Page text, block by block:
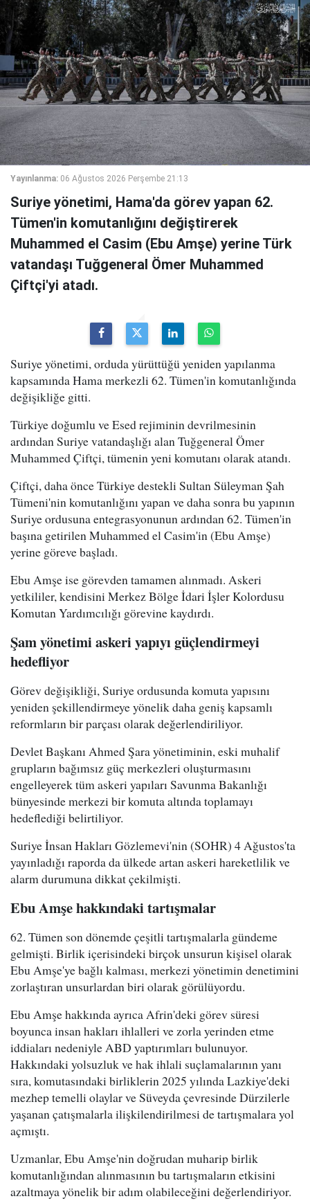
Yayınlanma: 06 Ağustos 2026 Perşembe 21:13
Suriye yönetimi, Hama'da görev yapan 62.
Tümen'in komutanlığını değiştirerek
Muhammed el Casim (Ebu Amşe) yerine Türk
vatandaşı Tuğgeneral Ömer Muhammed
Çiftçi'yi atadı.
Suriye yönetimi, orduda yürüttüğü yeniden yapılanma
kapsamında Hama merkezli 62. Tümen'in komutanlığında
değişikliğe gitti.
Türkiye doğumlu ve Esed rejiminin devrilmesinin
ardından Suriye vatandaşlığı alan Tuğgeneral Ömer
Muhammed Çiftçi, tümenin yeni komutanı olarak atandı.
Çiftçi, daha önce Türkiye destekli Sultan Süleyman Şah
Tümeni'nin komutanlığını yapan ve daha sonra bu yapının
Suriye ordusuna entegrasyonunun ardından 62. Tümen'in
başına getirilen Muhammed el Casim'in (Ebu Amşe)
yerine göreve başladı.
Ebu Amşe ise görevden tamamen alınmadı. Askeri
yetkililer, kendisini Merkez Bölge İdari İşler Kolordusu
Komutan Yardımcılığı görevine kaydırdı.
Şam yönetimi askeri yapıyı güçlendirmeyi
hedefliyor
Görev değişikliği, Suriye ordusunda komuta yapısını
yeniden şekillendirmeye yönelik daha geniş kapsamlı
reformların bir parçası olarak değerlendiriliyor.
Devlet Başkanı Ahmed Şara yönetiminin, eski muhalif
grupların bağımsız güç merkezleri oluşturmasını
engelleyerek tüm askeri yapıları Savunma Bakanlığı
bünyesinde merkezi bir komuta altında toplamayı
hedeflediği belirtiliyor.
Suriye İnsan Hakları Gözlemevi'nin (SOHR) 4 Ağustos'ta
yayınladığı raporda da ülkede artan askeri hareketlilik ve
alarm durumuna dikkat çekilmişti.
Ebu Amşe hakkındaki tartışmalar
62. Tümen son dönemde çeşitli tartışmalarla gündeme
gelmişti. Birlik içerisindeki birçok unsurun kişisel olarak
Ebu Amşe'ye bağlı kalması, merkezi yönetimin denetimini
zorlaştıran unsurlardan biri olarak görülüyordu.
Ebu Amşe hakkında ayrıca Afrin'deki görev süresi
boyunca insan hakları ihlalleri ve zorla yerinden etme
iddiaları nedeniyle ABD yaptırımları bulunuyor.
Hakkındaki yolsuzluk ve hak ihlali suçlamalarının yanı
sıra, komutasındaki birliklerin 2025 yılında Lazkiye'deki
mezhep temelli olaylar ve Süveyda çevresinde Dürzilerle
yaşanan çatışmalarla ilişkilendirilmesi de tartışmalara yol
açmıştı.
Uzmanlar, Ebu Amşe'nin doğrudan muharip birlik
komutanlığından alınmasının bu tartışmaların etkisini
azaltmaya yönelik bir adım olabileceğini değerlendiriyor.